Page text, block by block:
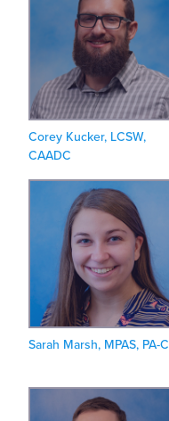
Corey Kucker, LCSW,
CAADC
Sarah Marsh, MPAS, PA-C